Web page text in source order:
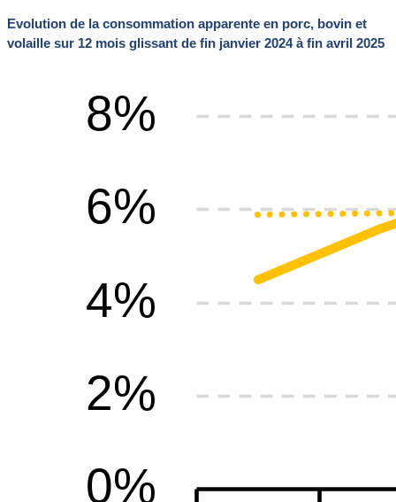
Evolution de la consommation apparente en porc, bovin et
volaille sur 12 mois glissant de fin janvier 2024 à fin avril 2025